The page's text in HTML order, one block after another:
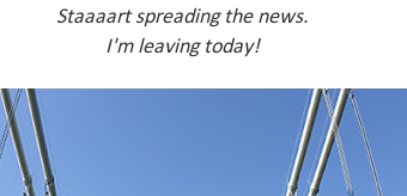
Staaaart spreading the news.
I'm leaving today!